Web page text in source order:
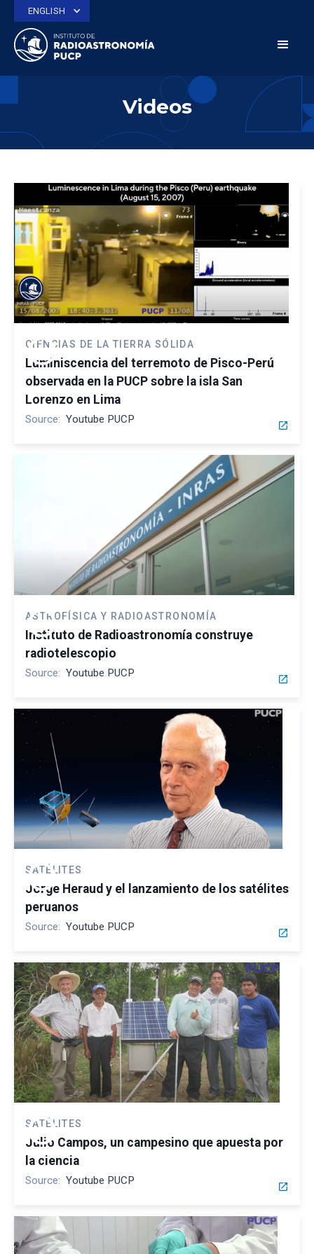
ENGLISH
Videos
play_circle
CIENCIAS DE LA TIERRA SÓLIDA
Luminiscencia del terremoto de Pisco-Perú
observada en la PUCP sobre la isla San
Lorenzo en Lima
Source: Youtube PUCP open_in_new
play_circle
ASTROFÍSICA Y RADIOASTRONOMÍA
Instituto de Radioastronomía construye
radiotelescopio
Source: Youtube PUCP open_in_new
play_circle
SATÉLITES
Jorge Heraud y el lanzamiento de los satélites
peruanos
Source: Youtube PUCP open_in_new
play_circle
SATÉLITES
Julio Campos, un campesino que apuesta por
la ciencia
Source: Youtube PUCP open_in_new